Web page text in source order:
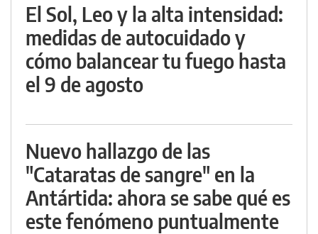
El Sol, Leo y la alta intensidad:
medidas de autocuidado y
cómo balancear tu fuego hasta
el 9 de agosto
Nuevo hallazgo de las
"Cataratas de sangre" en la
Antártida: ahora se sabe qué es
este fenómeno puntualmente